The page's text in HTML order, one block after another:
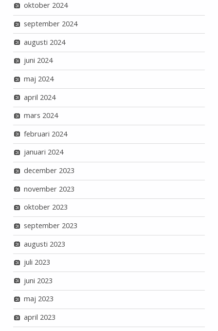
oktober 2024
september 2024
augusti 2024
juni 2024
maj 2024
april 2024
mars 2024
februari 2024
januari 2024
december 2023
november 2023
oktober 2023
september 2023
augusti 2023
juli 2023
juni 2023
maj 2023
april 2023